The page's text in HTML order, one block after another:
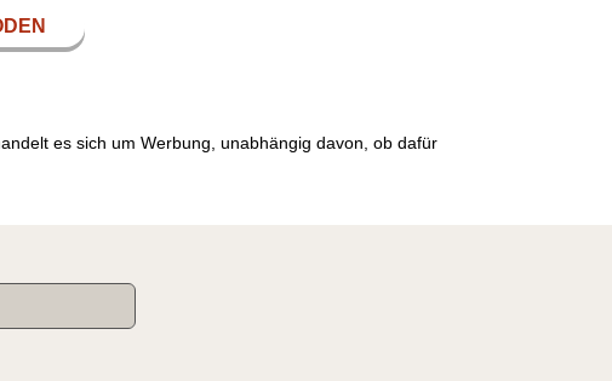
es sich um Werbung, unabhängig davon, ob dafür